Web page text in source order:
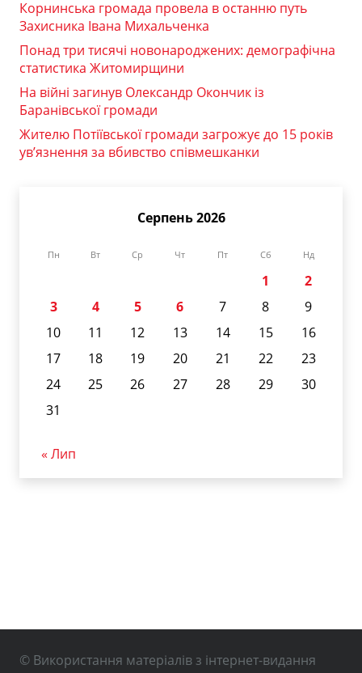
Корнинська громада провела в останню путь
Захисника Івана Михальченка
Понад три тисячі новонароджених: демографічна
статистика Житомирщини
На війні загинув Олександр Окончик із
Баранівської громади
Жителю Потіївської громади загрожує до 15 років
ув’язнення за вбивство співмешканки
Серпень 2026
Пн Вт Ср Чт Пт Сб Нд
1
2
3
4 5 6 7 8
9
10
11 12 13 14 15
16
17
18 19 20 21 22
23
24
25 26 27 28 29
30
31
« Лип
© Використання матеріалів з інтернет-видання